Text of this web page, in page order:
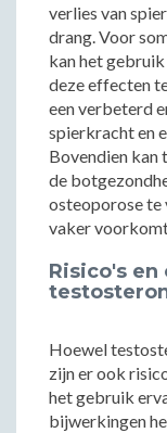
verlies van
drang. Voor
kan het
deze effecten
een verbeterd
spierkracht en
Bovendien kan
de
osteoporose te
vaker
Risico's
Hoewel
zijn er ook
het gebruik
bijwerkingen